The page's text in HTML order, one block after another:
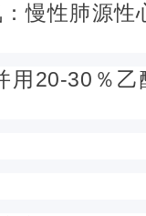
慢性肺源性
20-30％乙